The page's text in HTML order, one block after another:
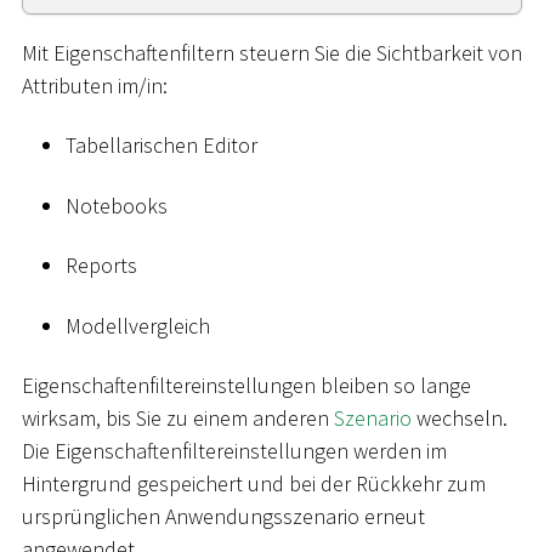
Mit Eigenschaftenfiltern steuern Sie die Sichtbarkeit von
Attributen im/in:
Tabellarischen Editor
Notebooks
Reports
Modellvergleich
Eigenschaftenfiltereinstellungen bleiben so lange
wirksam, bis Sie zu einem anderen Szenario wechseln.
Die Eigenschaftenfiltereinstellungen werden im
Hintergrund gespeichert und bei der Rückkehr zum
ursprünglichen Anwendungsszenario erneut